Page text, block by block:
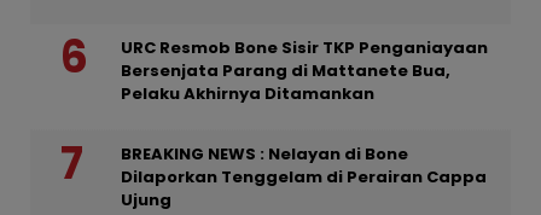
URC Resmob Bone Sisir TKP Penganiayaan
Bersenjata Parang di Mattanete Bua,
Pelaku Akhirnya Ditamankan
BREAKING NEWS : Nelayan di Bone
Dilaporkan Tenggelam di Perairan Cappa
Ujung